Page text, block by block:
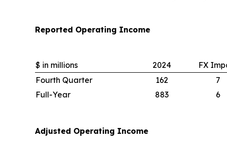
Reported Operating Income
$ in millions 2024 FX
Fourth Quarter
162 7
Full-Year
883 6
Adjusted Operating Income